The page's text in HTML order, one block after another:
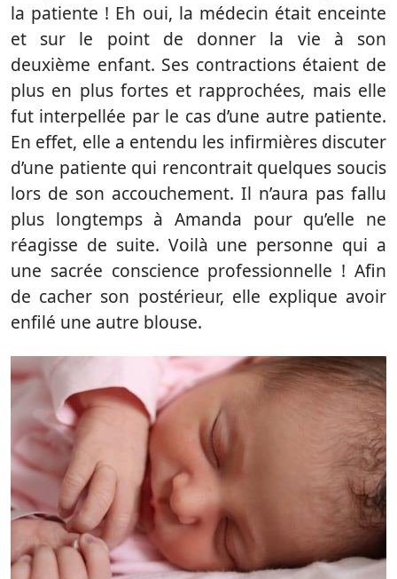
la patiente ! Eh oui, la médecin était enceinte
et sur le point de donner la vie à son
deuxième enfant. Ses contractions étaient de
plus en plus fortes et rapprochées, mais elle
fut interpellée par le cas d’une autre patiente.
En effet, elle a entendu les infirmières discuter
d’une patiente qui rencontrait quelques soucis
lors de son accouchement. Il n’aura pas fallu
plus longtemps à Amanda pour qu’elle ne
réagisse de suite. Voilà une personne qui a
une sacrée conscience professionnelle ! Afin
de cacher son postérieur, elle explique avoir
enfilé une autre blouse.